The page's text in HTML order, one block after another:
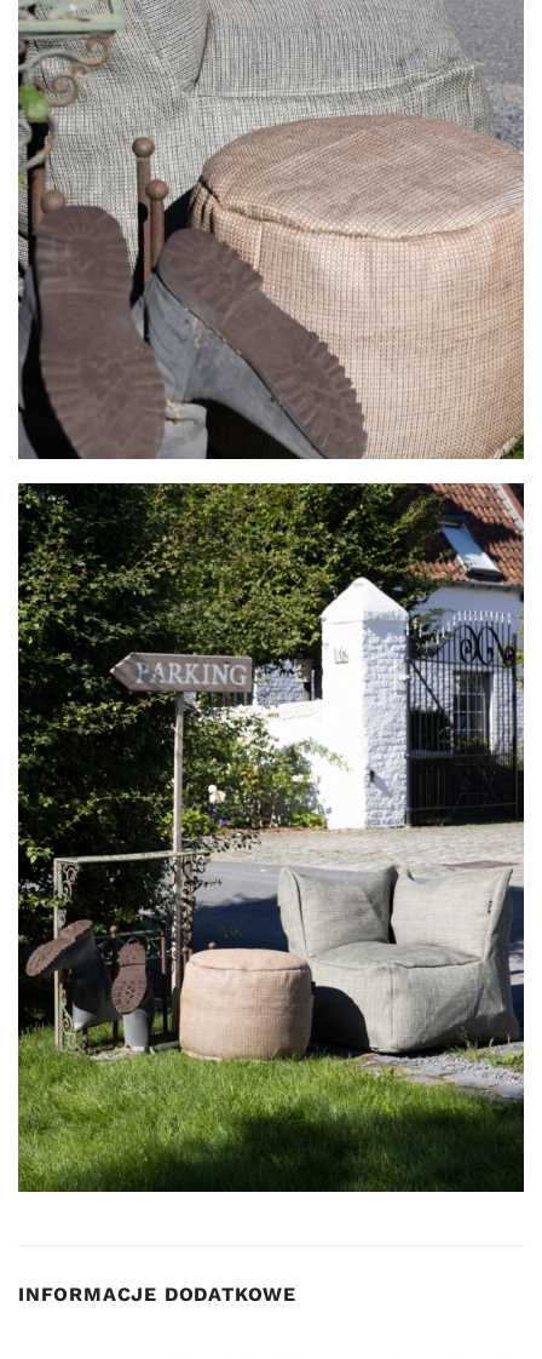
INFORMACJE DODATKOWE